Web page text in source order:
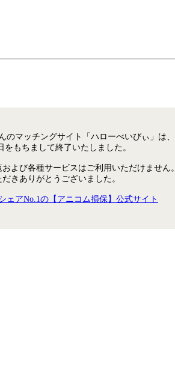
のマッチングサイト「ハローべいびぃ」は、
をもちまして終了いたしました。
よび各種サービスはご利用いただけません
きありがとうございました。
ェアNo.1の【アニコム損保】公式サイト